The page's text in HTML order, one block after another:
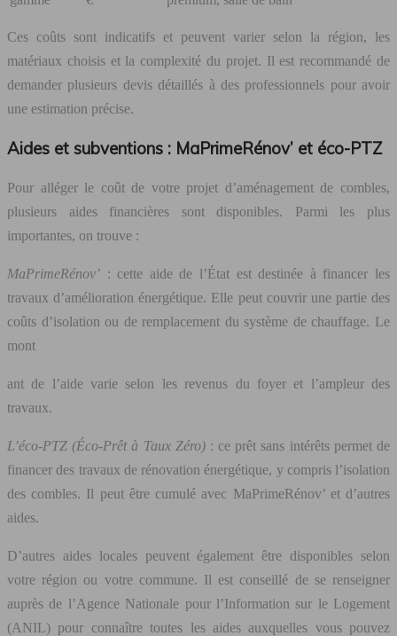
Ces coûts sont indicatifs et peuvent varier selon la région, les
matériaux choisis et la complexité du projet. Il est recommandé de
demander plusieurs devis détaillés à des professionnels pour avoir
une estimation précise.
Aides et subventions : MaPrimeRénov’ et éco-PTZ
Pour alléger le coût de votre projet d’aménagement de combles,
plusieurs aides financières sont disponibles. Parmi les plus
importantes, on trouve :
MaPrimeRénov’ : cette aide de l’État est destinée à financer les
travaux d’amélioration énergétique. Elle peut couvrir une partie des
coûts d’isolation ou de remplacement du système de chauffage. Le
mont
ant de l’aide varie selon les revenus du foyer et l’ampleur des
travaux.
L’éco-PTZ (Éco-Prêt à Taux Zéro): ce prêt sans intérêts permet de
financer des travaux de rénovation énergétique, y compris l’isolation
des combles. Il peut être cumulé avec MaPrimeRénov’ et d’autres
aides.
D’autres aides locales peuvent également être disponibles selon
votre région ou votre commune. Il est conseillé de se renseigner
auprès de l’Agence Nationale pour l’Information sur le Logement
(ANIL) pour connaître toutes les aides auxquelles vous pouvez